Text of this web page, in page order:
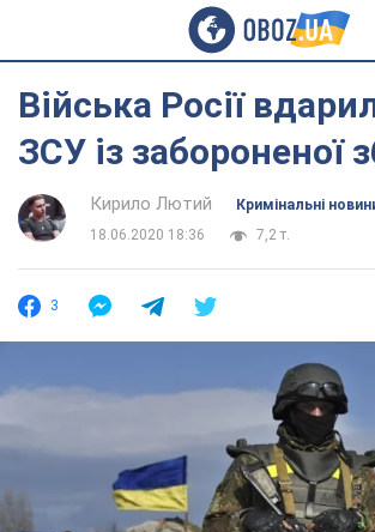
Війська Росії
ЗСУ із забороненої
Кирило Лютий
Кримінальні
18.06.2020 18:36
7,2 т.
3